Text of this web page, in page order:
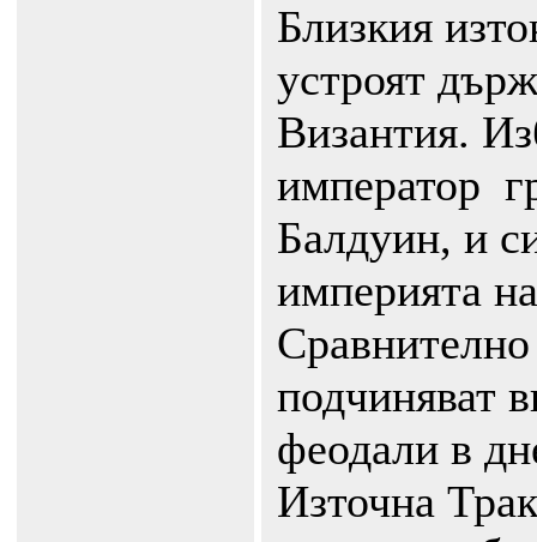
Близкия
устроят
Византия.
император
Балдуин, и
империята
подчиняват
феодали в
Източна